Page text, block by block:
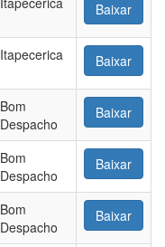
Baixar
Itapecerica Baixar
Bom
Despacho
Baixar
Bom
Despacho
Baixar
Bom
Despacho
Baixar